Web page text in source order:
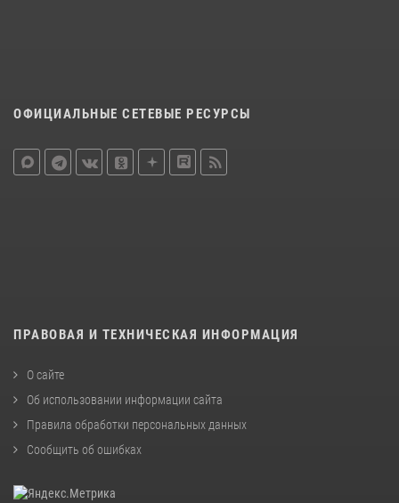
ОФИЦИАЛЬНЫЕ СЕТЕВЫЕ РЕСУРСЫ
ПРАВОВАЯ И ТЕХНИЧЕСКАЯ ИНФОРМАЦИЯ
О сайте
Об использовании информации сайта
Правила обработки персональных данных
Сообщить об ошибках